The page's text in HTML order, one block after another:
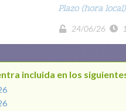
Plazo (hora local)
24/06/26
incluida en los